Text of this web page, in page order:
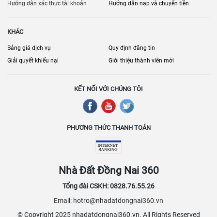
người thuê.
Hướng dẫn xác thực tài khoản
Hướng dẫn nạp và chuyển tiền
KHÁC
Bảng giá dịch vụ
Quy định đăng tin
Giải quyết khiếu nại
Giới thiệu thành viên mới
KẾT NỐI VỚI CHÚNG TÔI
PHƯƠNG THỨC THANH TOÁN
Nhà Đất Đồng Nai 360
Tổng đài CSKH: 0828.76.55.26
Email: hotro@nhadatdongnai360.vn
© Copyright 2025 nhadatdongnai360.vn. All Rights Reserved